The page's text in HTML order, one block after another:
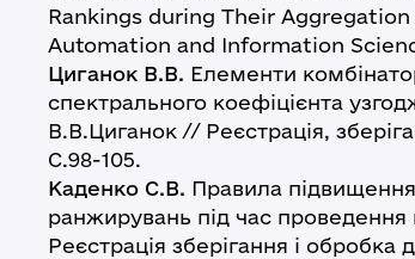
Rankings during Their
Automation and Information
Циганок В.В. Елементи
спектрального коефіцієнта
В.В.Циганок // Реєстрація,
С.98-105.
Каденко С.В. Правила
ранжирувань під час
Реєстрація зберігання і обробка